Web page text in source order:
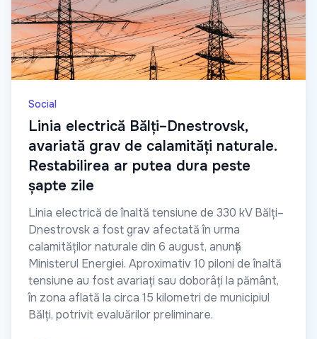
Social
Linia electrică Bălți–Dnestrovsk,
avariată grav de calamități naturale.
Restabilirea ar putea dura peste
șapte zile
Linia electrică de înaltă tensiune de 330 kV Bălți–
Dnestrovsk a fost grav afectată în urma
calamităților naturale din 6 august, anunță
Ministerul Energiei. Aproximativ 10 piloni de înaltă
tensiune au fost avariați sau doborâți la pământ,
în zona aflată la circa 15 kilometri de municipiul
Bălți, potrivit evaluărilor preliminare.